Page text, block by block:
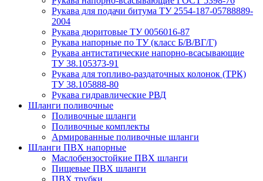
Рукава для подачи битума ТУ 2554-187-05788889-
2004
Рукава дюритовые ТУ 0056016-87
Рукава напорные по ТУ (класс Б/В/ВГ/Г)
Рукава антистатические напорно-всасывающие
ТУ 38.105373-91
Рукава для топливо-раздаточных колонок (ТРК)
ТУ 38.105888-80
Рукава гидравлические РВД
Шланги поливочные
Поливочные шланги
Поливочные комплекты
Армированные поливочные шланги
Шланги ПВХ напорные
Маслобензостойкие ПВХ шланги
Пищевые ПВХ шланги